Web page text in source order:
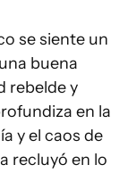
se siente un
buena
rebelde y
en la
y el caos de
recluyó en lo